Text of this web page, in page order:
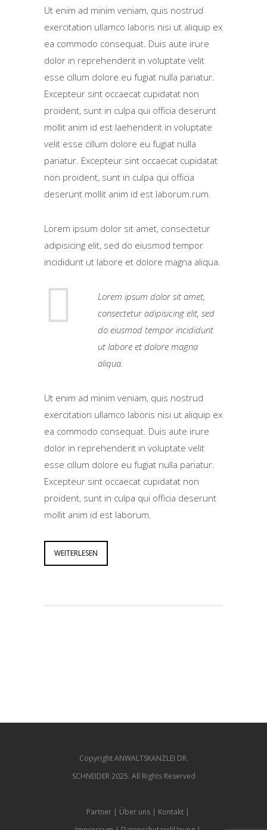
Ut enim ad minim veniam, quis nostrud
exercitation ullamco laboris nisi ut aliquip ex
ea commodo consequat. Duis aute irure
dolor in reprehenderit in voluptate velit
esse cillum dolore eu fugiat nulla pariatur.
Excepteur sint occaecat cupidatat non
proident, sunt in culpa qui officia deserunt
mollit anim id est laehenderit in voluptate
velit esse cillum dolore eu fugiat nulla
pariatur. Excepteur sint occaecat cupidatat
non proident, sunt in culpa qui officia
deserunt mollit anim id est laborum.rum.
Lorem ipsum dolor sit amet, consectetur
adipisicing elit, sed do eiusmod tempor
incididunt ut labore et dolore magna aliqua.
Lorem ipsum dolor sit amet,
consectetur adipisicing elit, sed
do eiusmod tempor incididunt
ut labore et dolore magna
aliqua.
Ut enim ad minim veniam, quis nostrud
exercitation ullamco laboris nisi ut aliquip ex
ea commodo consequat. Duis aute irure
dolor in reprehenderit in voluptate velit
esse cillum dolore eu fugiat nulla pariatur.
Excepteur sint occaecat cupidatat non
proident, sunt in culpa qui officia deserunt
mollit anim id est laborum.
WEITERLESEN
Copyright ANWALTSKANZLEI DR.
SCHNEIDER 2025. All Rights Reserved
Partner Über uns
Kontakt